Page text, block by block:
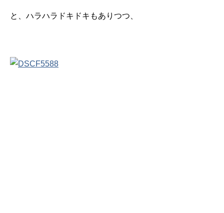
と、ハラハラドキドキもありつつ、